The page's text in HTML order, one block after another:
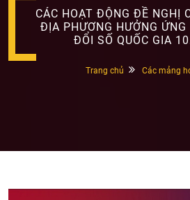
CÁC HOẠT ĐỘNG ĐỀ NGHỊ
ĐỊA PHƯƠNG HƯỞNG ỨNG
ĐỔI SỐ QUỐC GIA
Trang chủ Các mảng